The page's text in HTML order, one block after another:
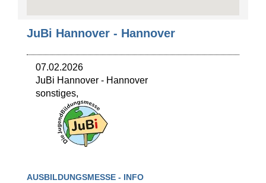
JuBi Hannover - Hannover
07.02.2026
JuBi Hannover - Hannover
sonstiges,
AUSBILDUNGSMESSE - INFO